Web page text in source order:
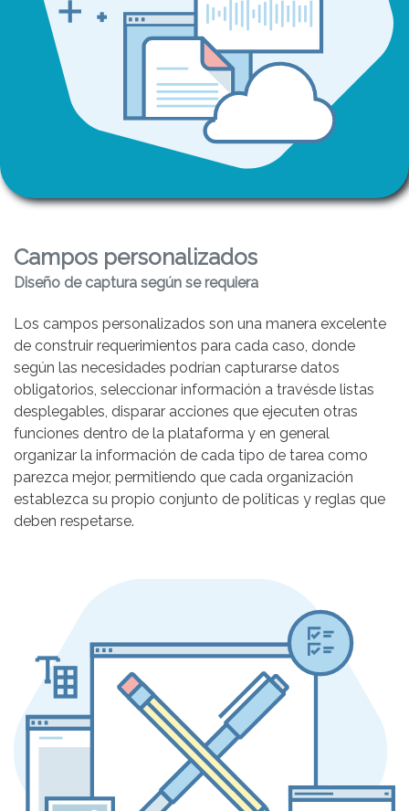
Campos personalizados
Diseño de captura según se requiera
Los campos personalizados son una manera excelente
de construir requerimientos para cada caso, donde
según las necesidades podrían capturarse datos
obligatorios, seleccionar información a travésde listas
desplegables, disparar acciones que ejecuten otras
funciones dentro de la plataforma y en general
organizar la información de cada tipo de tarea como
parezca mejor, permitiendo que cada organización
establezca su propio conjunto de políticas y reglas que
deben respetarse.